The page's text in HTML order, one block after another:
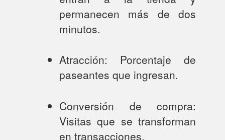
permanecen más de dos
minutos.
Atracción: Porcentaje de
paseantes que ingresan.
Conversión de compra:
Visitas que se transforman
en transacciones.